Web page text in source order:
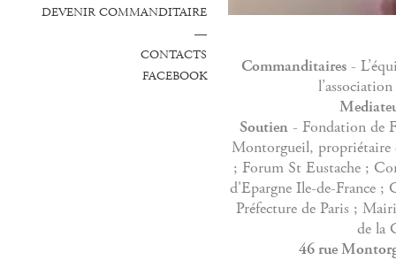
DEVENIR COMMANDITAIRE
—
CONTACTS
FACEBOOK
Commanditaires-
Soutien- Fondation de
Montorgueil, propriétaire
; Forum St Eustache ;
d'Epargne Ile-de-France ;
Préfecture de Paris ;
de la
46 rue